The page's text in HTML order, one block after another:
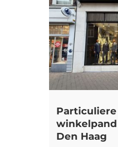
winkelpand
Den Haag